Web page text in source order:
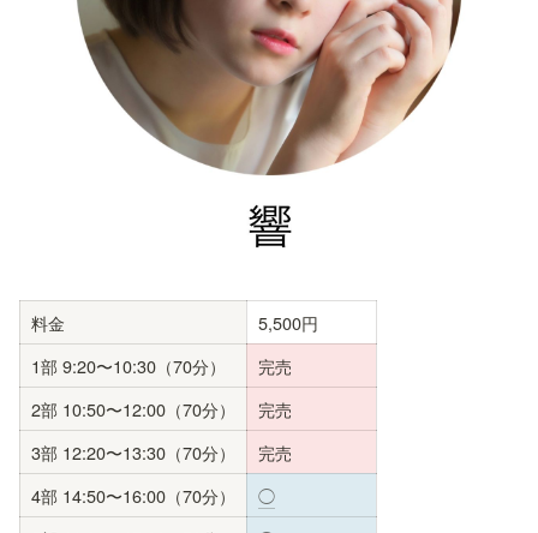
料金
5,500円
1部 9:20〜10:30（70分）
完売
2部 10:50〜12:00（70分）
完売
3部 12:20〜13:30（70分）
完売
4部 14:50〜16:00（70分）
◯